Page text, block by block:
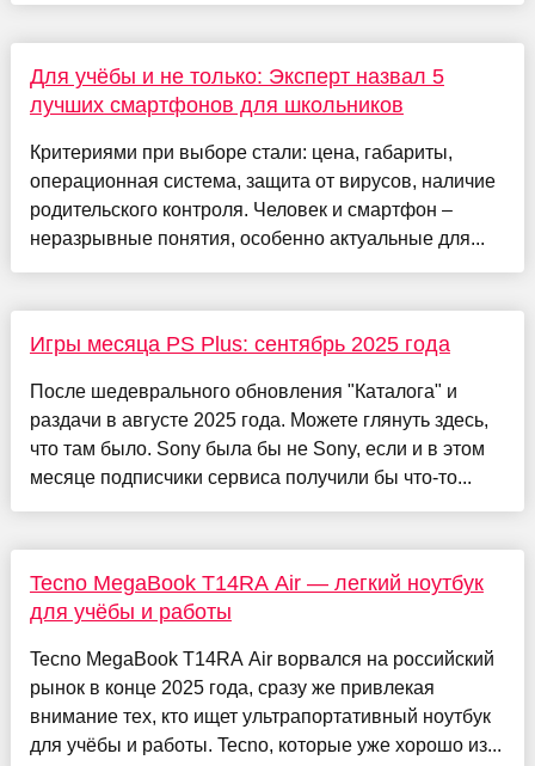
Для учёбы и не только: Эксперт назвал 5
лучших смартфонов для школьников
Критериями при выборе стали: цена, габариты,
операционная система, защита от вирусов, наличие
родительского контроля. Человек и смартфон –
неразрывные понятия, особенно актуальные для...
Игры месяца PS Plus: сентябрь 2025 года
После шедеврального обновления "Каталога" и
раздачи в августе 2025 года. Можете глянуть здесь,
что там было. Sony была бы не Sony, если и в этом
месяце подписчики сервиса получили бы что-то...
Tecno MegaBook T14RA Air — легкий ноутбук
для учёбы и работы
Tecno MegaBook T14RA Air ворвался на российский
рынок в конце 2025 года, сразу же привлекая
внимание тех, кто ищет ультрапортативный ноутбук
для учёбы и работы. Tecno, которые уже хорошо из...